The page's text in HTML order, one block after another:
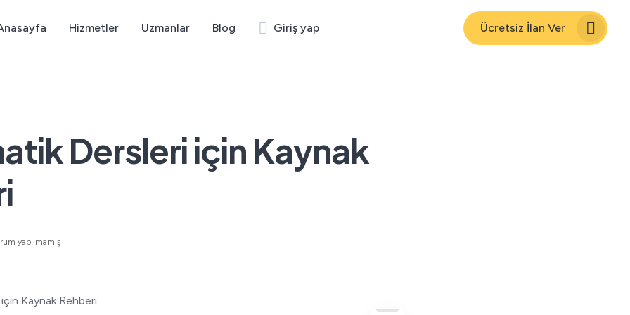
Hizmetler Uzmanlar Blog Giriş yap Ücretsiz İlan Ver
Dersleri için Kaynak
yapılmamış